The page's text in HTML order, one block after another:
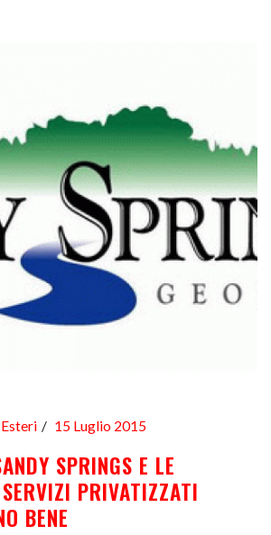
Esteri 15 Luglio 2015
SPRINGS E LE
PRIVATIZZATI
BENE